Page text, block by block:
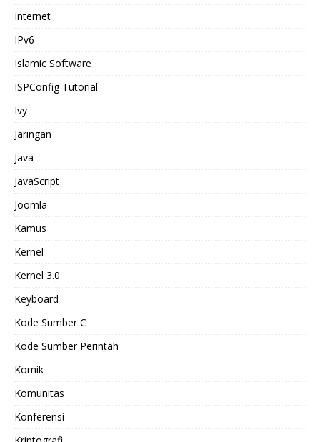
Internet
IPv6
Islamic Software
ISPConfig Tutorial
Ivy
Jaringan
Java
JavaScript
Joomla
Kamus
Kernel
Kernel 3.0
Keyboard
Kode Sumber C
Kode Sumber Perintah
Komik
Komunitas
Konferensi